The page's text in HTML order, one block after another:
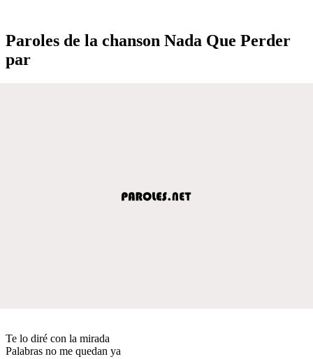
Paroles de la chanson Nada Que Perder
par
Te lo diré con la mirada
Palabras no me quedan ya